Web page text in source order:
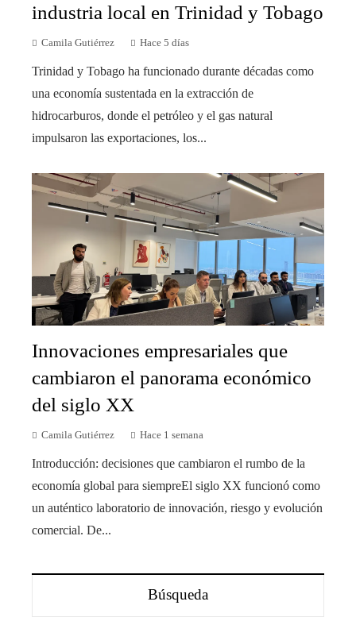
industria local en Trinidad y Tobago
Camila Gutiérrez Hace 5 días
Trinidad y Tobago ha funcionado durante décadas como
una economía sustentada en la extracción de
hidrocarburos, donde el petróleo y el gas natural
impulsaron las exportaciones, los...
Innovaciones empresariales que
cambiaron el panorama económico
del siglo XX
Camila Gutiérrez Hace 1 semana
Introducción: decisiones que cambiaron el rumbo de la
economía global para siempreEl siglo XX funcionó como
un auténtico laboratorio de innovación, riesgo y evolución
comercial. De...
Búsqueda